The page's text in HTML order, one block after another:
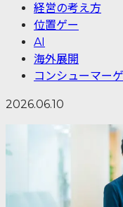
経営の考え方
位置ゲー
AI
海外展開
コンシューマー
2026.06.10